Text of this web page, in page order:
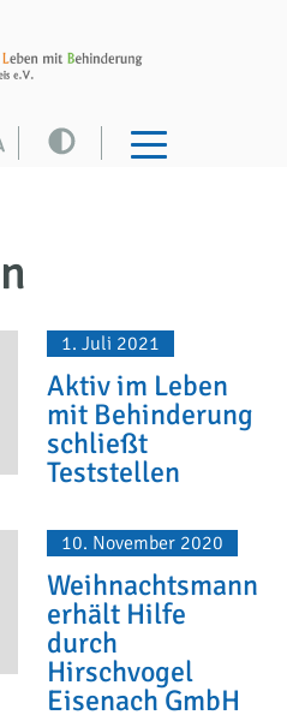
1. Juli 2021
Aktiv im Leben
mit Behinderung
schließt
Teststellen
10. November 2020
Weihnachtsmann
erhält Hilfe
durch
Hirschvogel
Eisenach GmbH